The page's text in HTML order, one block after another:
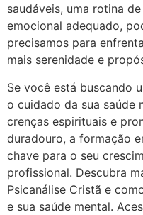
saudáveis, uma rotina
emocional adequado,
precisamos para
mais serenidade e
Se você está buscando
o cuidado da sua saúde
crenças espirituais e
duradouro, a formação
chave para o seu
profissional. Descubra
Psicanálise Cristã e
e sua saúde mental.